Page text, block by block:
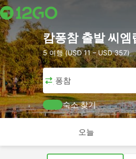
캄퐁참 출발 씨엠
5 여행 (USD 11 – USD 357)
캄퐁참
숙소 찾기
오늘